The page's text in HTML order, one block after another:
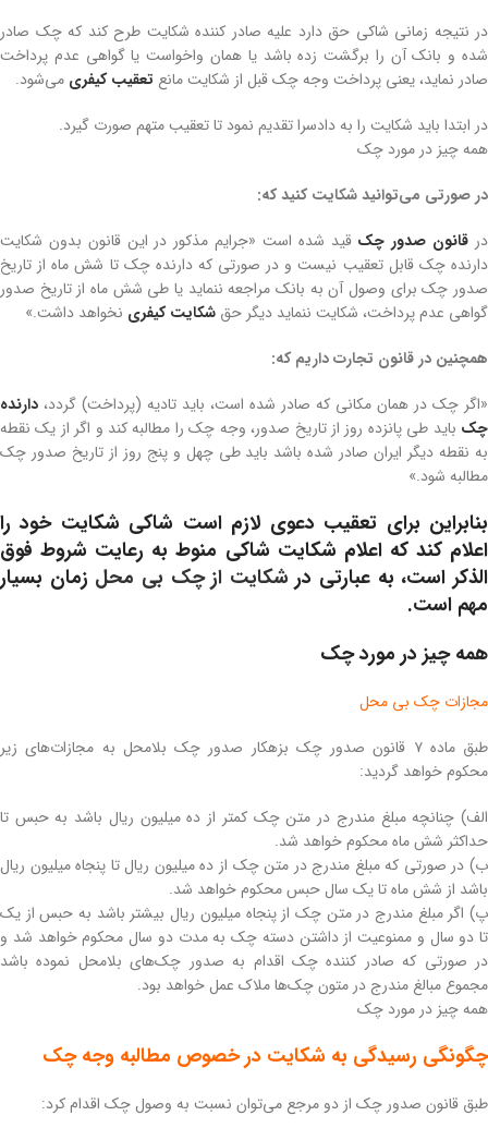
در نتیجه زمانی شاکی حق دارد علیه صادر کننده شکایت طرح کند که چک صادر
شده و بانک آن را برگشت زده باشد یا همان واخواست یا گواهی عدم پرداخت
صادر نماید، یعنی پرداخت وجه چک قبل از شکایت مانع تعقیب کیفری می‌شود.
در ابتدا باید شکایت را به دادسرا تقدیم نمود تا تعقیب متهم صورت گیرد.
همه چیز در مورد چک
در صورتی می‌توانید شکایت کنید که:
در قانون صدور چک قید شده است «جرایم مذکور در این قانون بدون شکایت
دارنده چک قابل تعقیب نیست و در صورتی که دارنده چک تا شش ماه از تاریخ
صدور چک برای وصول آن به بانک مراجعه ننماید یا طی شش ماه از تاریخ صدور
گواهی عدم پرداخت، شکایت ننماید دیگر حق شکایت کیفری نخواهد داشت.»
همچنین در قانون تجارت داریم که:
«اگر چک در همان مکانی که صادر شده است، باید تادیه (پرداخت) گردد، دارنده
چک باید طی پانزده روز از تاریخ صدور، وجه چک را مطالبه کند و اگر از یک نقطه
به نقطه دیگر ایران صادر شده باشد باید طی چهل و پنج روز از تاریخ صدور چک
مطالبه شود.»
بنابراین برای تعقیب دعوی لازم است شاکی شکایت خود را
اعلام کند که اعلام شکایت شاکی منوط به رعایت شروط فوق
الذکر است، به عبارتی در شکایت از چک بی محل زمان بسیار
مهم است.
همه چیز در مورد چک
مجازات چک بی محل
طبق ماده ۷ قانون صدور چک بزهکار صدور چک بلامحل به مجازات‌های زیر
محکوم خواهد گردید:
الف) چنانچه مبلغ مندرج در متن چک کمتر از ده میلیون ریال باشد به حبس تا
حداکثر شش ماه محکوم خواهد شد.
ب) در صورتی که مبلغ مندرج در متن چک از ده میلیون ریال تا پنجاه میلیون ریال
باشد از شش ماه تا یک سال حبس محکوم خواهد شد.
پ) اگر مبلغ مندرج در متن چک از پنجاه میلیون ریال بیشتر باشد به حبس از یک
تا دو سال و ممنوعیت از داشتن دسته چک به مدت دو سال محکوم خواهد شد و
در صورتی که صادر کننده چک اقدام به صدور چک‌های بلامحل نموده باشد
مجموع مبالغ مندرج در متون چک‌ها ملاک عمل خواهد بود.
همه چیز در مورد چک
چگونگی رسیدگی به شکایت در خصوص مطالبه وجه چک
طبق قانون صدور چک از دو مرجع می‌توان نسبت به وصول چک اقدام کرد: